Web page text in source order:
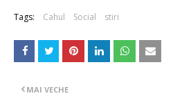
Tags: Cahul Social stiri
MAI VECHE